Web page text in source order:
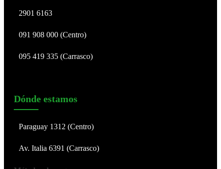
2901 6163
091 908 000 (Centro)
095 419 335 (Carrasco)
Dónde estamos
Paraguay 1312 (Centro)
Av. Italia 6391 (Carrasco)